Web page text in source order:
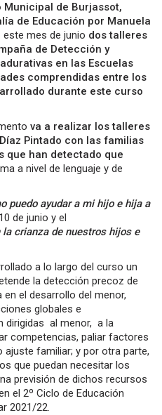
de Burjassot,
de Educación por Manuela
este mes de junio dos talleres
de Detección y
en las Escuelas
comprendidas entre los
durante este curso
va a realizar los talleres
Pintado con las familias
que han detectado que
a nivel de lenguaje y de
puedo ayudar a mi hijo e hija a
de junio y el
crianza de nuestros hijos e
a lo largo del curso un
la detección precoz de
el desarrollo del menor,
globales e
dirigidas al menor, a la
competencias, paliar factores
familiar; y por otra parte,
que puedan necesitar los
previsión de dichos recursos
el 2º Ciclo de Educación
2021/22.